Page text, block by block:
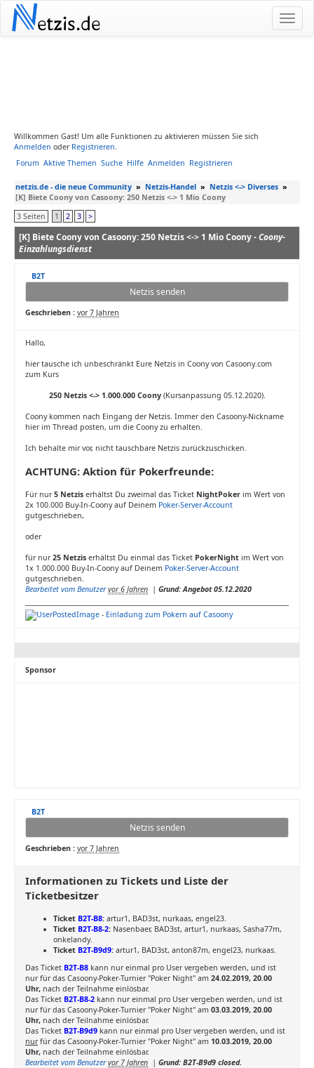
Netzis.de
Willkommen Gast! Um alle Funktionen zu aktivieren müssen Sie sich
Anmelden oder Registrieren.
Forum Aktive Themen Suche Hilfe Anmelden Registrieren
netzis.de - die neue Community » Netzis-Handel » Netzis <-> Diverses »
[K] Biete Coony von Casoony: 250 Netzis <-> 1 Mio Coony
3 Seiten
1 2 3 >
[K] Biete Coony von Casoony: 250 Netzis <-> 1 Mio Coony -Coony-
Einzahlungsdienst
B2T
Netzis senden
Geschrieben : vor 7 Jahren
Hallo,
hier tausche ich unbeschränkt Eure Netzis in Coony von Casoony.com
zum Kurs
250 Netzis <-> 1.000.000 Coony(Kursanpassung 05.12.2020).
Coony kommen nach Eingang der Netzis. Immer den Casoony-Nickname
hier im Thread posten, um die Coony zu erhalten.
Ich behalte mir vor, nicht tauschbare Netzis zurückzuschicken.
ACHTUNG: Aktion für Pokerfreunde:
Für nur5 Netzis erhältst Du zweimal das Ticket NightPoker im Wert von
2x 100.000 Buy-In-Coony auf Deinem Poker-Server-Account
gutgeschrieben,
oder
für nur25 Netzis erhältst Du einmal das Ticket PokerNight im Wert von
1x 1.000.000 Buy-In-Coony auf Deinem Poker-Server-Account
gutgeschrieben.
Bearbeitet vom Benutzer vor 6 Jahren | Grund: Angebot 05.12.2020
- Einladung zum Pokern auf Casoony
Sponsor
B2T
Netzis senden
Geschrieben : vor 7 Jahren
Informationen zu Tickets und Liste der
Ticketbesitzer
Ticket B2T-B8: artur1, BAD3st, nurkaas, engel23.
Ticket B2T-B8-2: Nasenbaer, BAD3st, artur1, nurkaas, Sasha77m,
onkelandy.
Ticket B2T-B9d9: artur1, BAD3st, anton87m, engel23, nurkaas.
Das Ticket B2T-B8 kann nur einmal pro User vergeben werden, und ist
nur für das Casoony-Poker-Turnier "Poker Night" am 24.02.2019, 20.00
Uhr, nach der Teilnahme einlösbar.
Das Ticket B2T-B8-2 kann nur einmal pro User vergeben werden, und ist
nur für das Casoony-Poker-Turnier "Poker Night" am 03.03.2019, 20.00
Uhr, nach der Teilnahme einlösbar.
Das Ticket B2T-B9d9 kann nur einmal pro User vergeben werden, und ist
nurfür das Casoony-Poker-Turnier "Poker Night" am 10.03.2019, 20.00
Uhr, nach der Teilnahme einlösbar.
Bearbeitet vom Benutzer vor 7 Jahren | Grund: B2T-B9d9 closed.